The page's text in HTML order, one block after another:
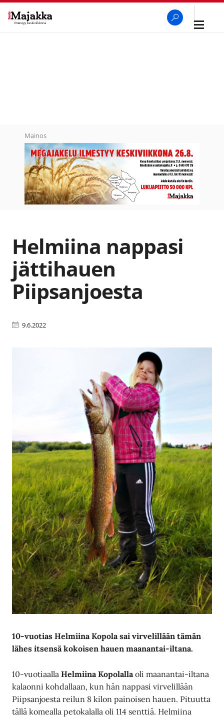
Avaa
Mainos
Helmiina nappasi
jättihauen
Piipsanjoesta
9.6.2022
10-vuotias Helmiina Kopola sai virvelillään tämän
lähes itsensä kokoisen hauen maanantai-iltana.
10-vuotiaallaHelmiina Kopolallaoli maanantai-iltana
kalaonni kohdallaan, kun hän nappasi virvelillään
Piipsanjoesta reilun 8 kilon painoisen hauen. Pituutta
tällä komealla petokalalla oli 114 senttiä. Helmiina